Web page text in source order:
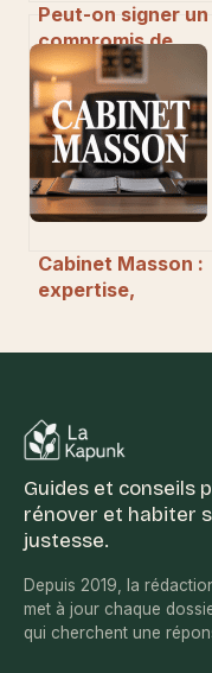
Peut-on signer un
compromis de
vente avant
l’accord de la
banque ?
Cabinet Masson :
expertise,
Guides et conseils
rénover et habiter
justesse.
Depuis 2019, la
met à jour chaque
qui cherchent une